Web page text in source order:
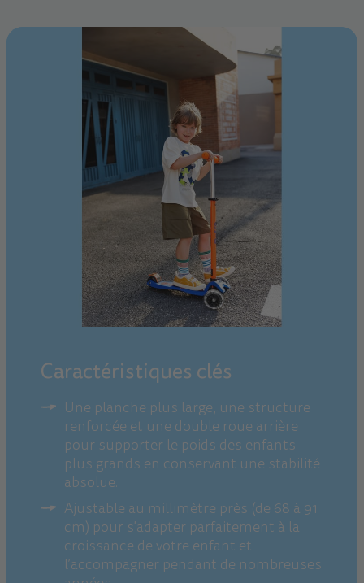
Caractéristiques clés
Une planche plus large, une structure
renforcée et une double roue arrière
pour supporter le poids des enfants
plus grands en conservant une stabilité
absolue.
Ajustable au millimètre près (de 68 à 91
cm) pour s'adapter parfaitement à la
croissance de votre enfant et
l’accompagner pendant de nombreuses